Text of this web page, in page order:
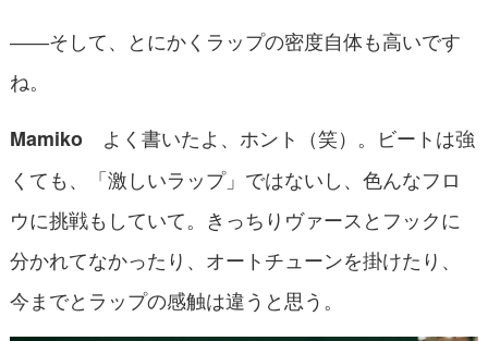
――そして、とにかくラップの密度自体も高いです
ね。
Mamikoよく書いたよ、ホント（笑）。ビートは強
くても、「激しいラップ」ではないし、色んなフロ
ウに挑戦もしていて。きっちりヴァースとフックに
分かれてなかったり、オートチューンを掛けたり、
今までとラップの感触は違うと思う。